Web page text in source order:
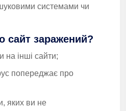
системами чи
сайт заражений?
на інші сайти;
попереджає про
яких ви не